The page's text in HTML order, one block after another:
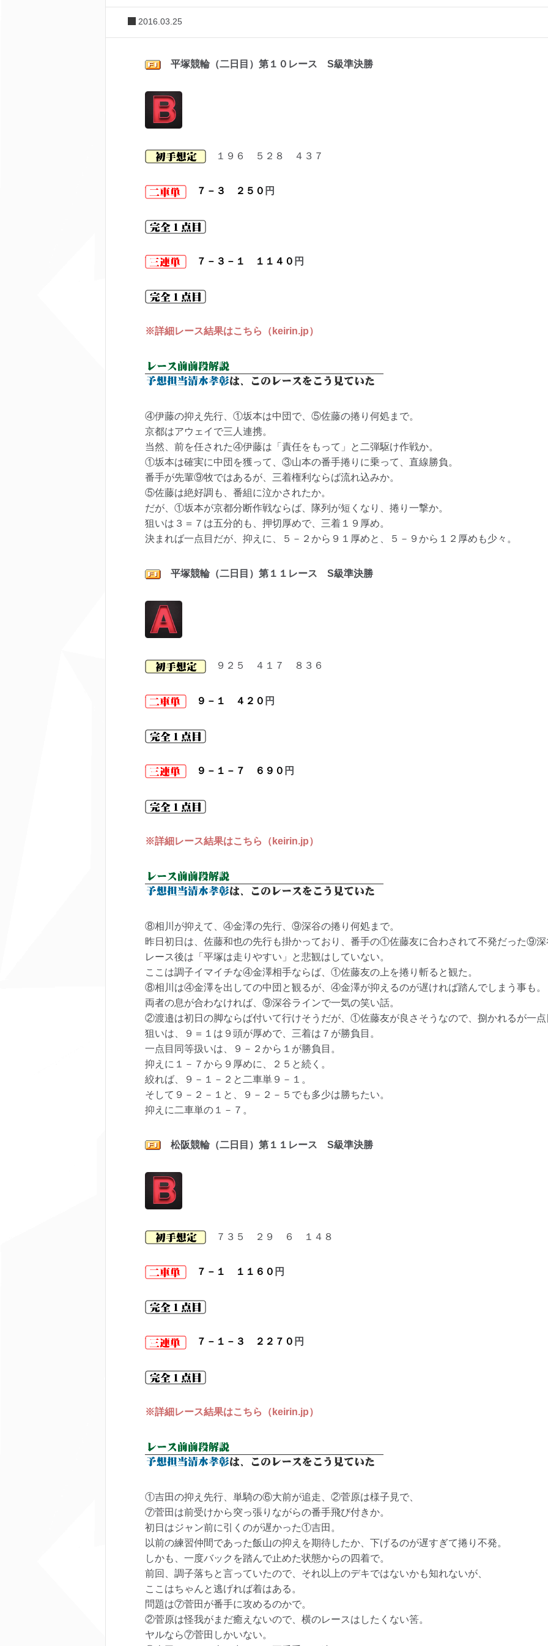
2016.03.25
平塚競輪（二日目）第１０レース S級準決勝
１９６ ５２８ ４３７
７－３ ２５０ 円
７－３－１ １１４０ 円
※詳細レース結果はこちら（keirin.jp）
④伊藤の抑え先行、①坂本は中団で、⑤佐藤の捲り何処まで。
京都はアウェイで三人連携。
当然、前を任された④伊藤は「責任をもって」と二弾駆け作戦か。
①坂本は確実に中団を獲って、③山本の番手捲りに乗って、直線勝負。
番手が先輩⑨牧ではあるが、三着権利ならば流れ込みか。
⑤佐藤は絶好調も、番組に泣かされたか。
だが、①坂本が京都分断作戦ならば、隊列が短くなり、捲り一撃か。
狙いは３＝７は五分的も、押切厚めで、三着１９厚め。
決まれば一点目だが、抑えに、５－２から９１厚めと、５－９から１２厚めも少々。
平塚競輪（二日目）第１１レース S級準決勝
９２５ ４１７ ８３６
９－１ ４２０ 円
９－１－７ ６９０ 円
※詳細レース結果はこちら（keirin.jp）
⑧相川が抑えて、④金澤の先行、⑨深谷の捲り何処まで。
昨日初日は、佐藤和也の先行も掛かっており、番手の①佐藤友に合わされて不発だった⑨深
レース後は「平塚は走りやすい」と悲観はしていない。
ここは調子イマイチな④金澤相手ならば、①佐藤友の上を捲り斬ると観た。
⑧相川は④金澤を出しての中団と観るが、④金澤が抑えるのが遅ければ踏んでしまう事も。
両者の息が合わなければ、⑨深谷ラインで一気の笑い話。
②渡邉は初日の脚ならば付いて行けそうだが、①佐藤友が良さそうなので、捌かれるが一点
狙いは、９＝１は９頭が厚めで、三着は７が勝負目。
一点目同等扱いは、９－２から１が勝負目。
抑えに１－７から９厚めに、２５と続く。
絞れば、９－１－２と二車単９－１。
そして９－２－１と、９－２－５でも多少は勝ちたい。
抑えに二車単の１－７。
松阪競輪（二日目）第１１レース S級準決勝
７３５ ２９ ６ １４８
７－１ １１６０ 円
７－１－３ ２２７０ 円
※詳細レース結果はこちら（keirin.jp）
①吉田の抑え先行、単騎の⑥大前が追走、②菅原は様子見で、
⑦菅田は前受けから突っ張りながらの番手飛び付きか。
初日はジャン前に引くのが遅かった①吉田。
以前の練習仲間であった飯山の抑えを期待したか、下げるのが遅すぎて捲り不発。
しかも、一度バックを踏んで止めた状態からの四着で。
前回、調子落ちと言っていたので、それ以上のデキではないかも知れないが、
ここはちゃんと逃げれば着はある。
問題は⑦菅田が番手に攻めるのかで。
②菅原は怪我がまだ癒えないので、横のレースはしたくない筈。
ヤルなら⑦菅田しかいない。